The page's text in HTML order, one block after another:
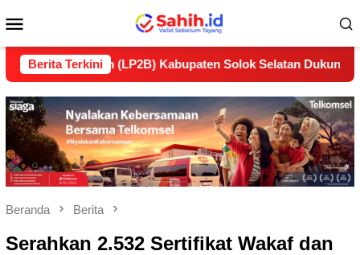
ke
Mobile
Berita Terkini
(LP2B) Kabupaten Solok Selatan Dukung Ketahanan
Beranda Berita
Serahkan 2.532 Sertifikat Wakaf dan